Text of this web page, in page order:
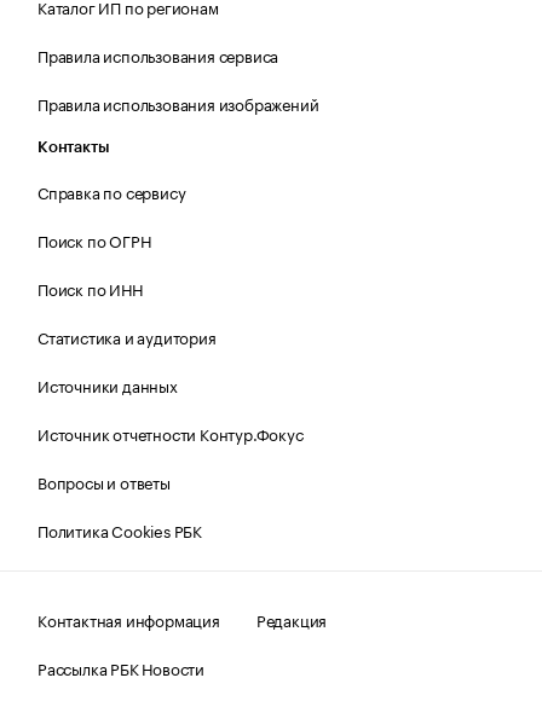
Каталог ИП по регионам
Правила использования сервиса
Правила использования изображений
Контакты
Справка по сервису
Поиск по ОГРН
Поиск по ИНН
Статистика и аудитория
Источники данных
Источник отчетности Контур.Фокус
Вопросы и ответы
Политика Cookies РБК
Контактная информация
Редакция
Рассылка РБК Новости